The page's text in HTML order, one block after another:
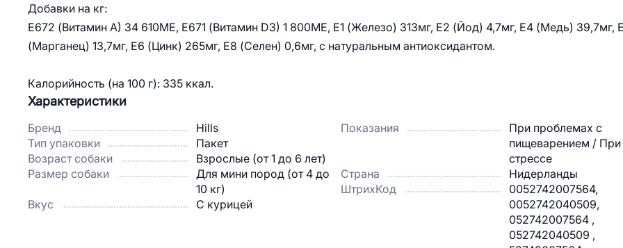
Добавки на кг:
E672 (Витамин A) 34 610МЕ, E671 (Витамин D3) 1 800МЕ, E1 (Железо) 313мг, E2 (Йод) 4,7мг, E4 (Медь) 39,7мг,
(Марганец) 13,7мг, E6 (Цинк) 265мг, E8 (Селен) 0,6мг, с натуральным антиоксидантом.
Калорийность (на 100 г): 335 ккал.
Характеристики
Бренд
Hills
Тип упаковки
Пакет
Возраст собаки
Взрослые (от 1 до 6 лет)
Размер собаки
Для мини пород (от 4 до
10 кг)
Вкус
С курицей
Показания
При проблемах с
пищеварением / При
стрессе
Страна
Нидерланды
ШтрихКод
0052742007564,
0052742040509,
052742007564 ,
052742040509 ,